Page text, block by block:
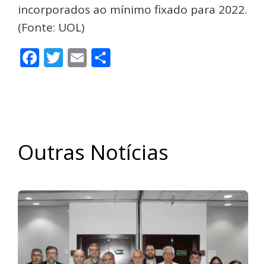
incorporados ao mínimo fixado para 2022.
(Fonte: UOL)
Facebook
Twitter
Email
Outras Notícias